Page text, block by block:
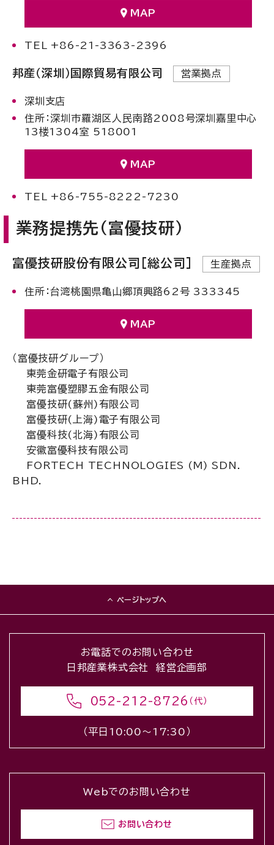
MAP
TEL +86-21-3363-2396
邦産（深圳）国際貿易有限公司 営業拠点
深圳支店
住所：深圳市羅湖区人民南路2008号深圳嘉里中心
13楼1304室 518001
MAP
TEL +86-755-8222-7230
業務提携先(富優技研)
富優技研股份有限公司[総公司] 生産拠点
住所：台湾桃園県亀山郷頂興路62号 333345
MAP
（富優技研グループ）
東莞金研電子有限公司
東莞富優塑膠五金有限公司
富優技研(蘇州)有限公司
富優技研(上海)電子有限公司
富優科技(北海)有限公司
安徽富優科技有限公司
FORTECH TECHNOLOGIES (M) SDN.
BHD.
ページトップへ
お電話でのお問い合わせ
日邦産業株式会社 経営企画部
052-212-8726 （代）
（平日10:00〜17:30）
Webでのお問い合わせ
お問い合わせ